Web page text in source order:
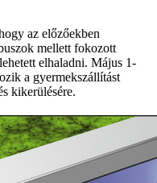
az előzőekben
mellett fokozott
elhaladni. Május 1-
a gyermekszállítást
kikerülésére.